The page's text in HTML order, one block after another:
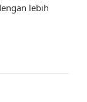
lebih